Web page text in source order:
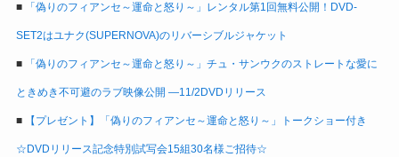
■ 「偽りのフィアンセ～運命と怒り～」レンタル第1回無料公開！DVD-
SET2はユナク(SUPERNOVA)のリバーシブルジャケット
■ 「偽りのフィアンセ～運命と怒り～」チュ・サンウクのストレートな愛に
ときめき不可避のラブ映像公開 ―11/2DVDリリース
■ 【プレゼント】「偽りのフィアンセ～運命と怒り～」トークショー付き
☆DVDリリース記念特別試写会15組30名様ご招待☆